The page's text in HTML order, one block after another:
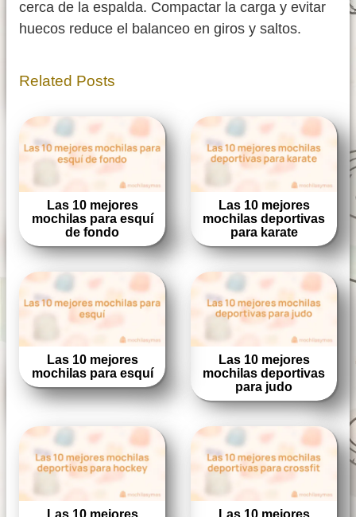
cerca de la espalda. Compactar la carga y evitar
huecos reduce el balanceo en giros y saltos.
Related Posts
Las 10 mejores
mochilas para esquí
de fondo
Las 10 mejores
mochilas deportivas
para karate
Las 10 mejores
mochilas para esquí
Las 10 mejores
mochilas deportivas
para judo